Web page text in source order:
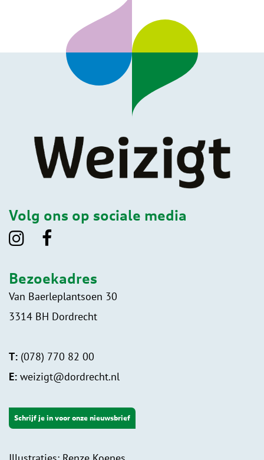
Volg ons op sociale media
Bezoekadres
Van Baerleplantsoen 30
3314 BH Dordrecht
T: (078) 770 82 00
E: weizigt@dordrecht.nl
Schrijf je in voor onze nieuwsbrief